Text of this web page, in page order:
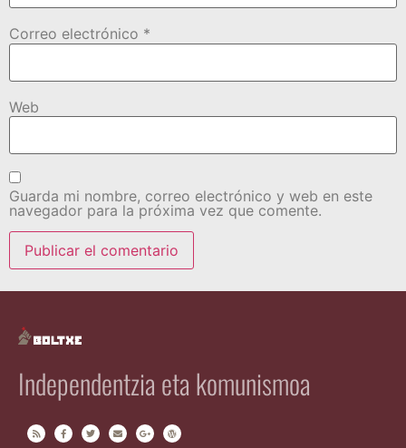
Correo electrónico *
Web
Guarda mi nombre, correo electrónico y web en este
navegador para la próxima vez que comente.
Independentzia eta komunismoa